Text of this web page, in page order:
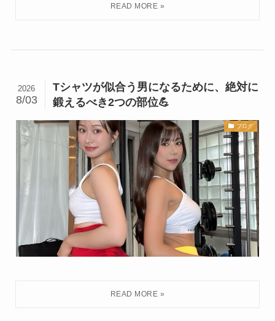
Tシャツが似合う男になるために、絶対に
鍛えるべき2つの部位💪
2026
8/03
ブログ